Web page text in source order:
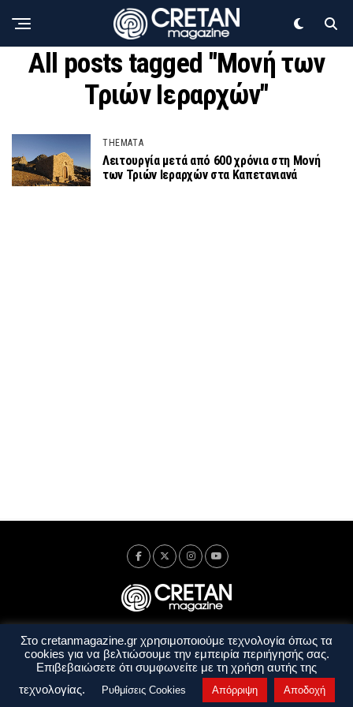
All posts tagged "Μονή των
Τριών Ιεραρχών"
THEMATA
Λειτουργία μετά από 600 χρόνια στη Μονή
των Τριών Ιεραρχών στα Καπετανιανά
Ταυτότητα Πολιτική Απορρήτου
Όροι Χρήσης
Όροι και Προϋποθέσεις
Στο cretanmagazine.gr χρησιμοποιούμε τεχνολογία όπως τα
cookies για να βελτιώσουμε την εμπειρία περιήγησής σας.
Επιβεβαιώσετε ότι συμφωνείτε με τη χρήση αυτής της
τεχνολογίας.
Ρυθμίσεις Cookies Απόρριψη Αποδοχή